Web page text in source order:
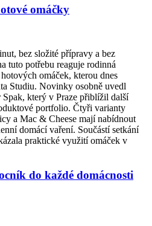
omáčky
bez složité přípravy a bez
tuto potřebu reaguje rodinná
omáček, kterou dnes
Studiu. Novinky osobně uvedl
Spak, který v Praze přiblížil další
portfolio. Čtyři varianty
a Mac & Cheese mají nabídnout
domácí vaření. Součástí setkání
praktické využití omáček v
do každé domácnosti